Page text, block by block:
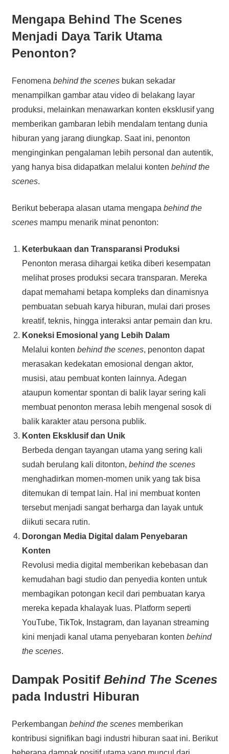
Mengapa Behind The Scenes
Menjadi Daya Tarik Utama
Penonton?
Fenomena behind the scenesbukan sekadar
menampilkan gambar atau video di belakang layar
produksi, melainkan menawarkan konten eksklusif yang
memberikan gambaran lebih mendalam tentang dunia
hiburan yang jarang diungkap. Saat ini, penonton
menginginkan pengalaman lebih personal dan autentik,
yang hanya bisa didapatkan melalui konten behind the
scenes.
Berikut beberapa alasan utama mengapa behind the
scenesmampu menarik minat penonton:
Keterbukaan dan Transparansi Produksi
Penonton merasa dihargai ketika diberi kesempatan
melihat proses produksi secara transparan. Mereka
dapat memahami betapa kompleks dan dinamisnya
pembuatan sebuah karya hiburan, mulai dari proses
kreatif, teknis, hingga interaksi antar pemain dan kru.
Koneksi Emosional yang Lebih Dalam
Melalui konten behind the scenes, penonton dapat
merasakan kedekatan emosional dengan aktor,
musisi, atau pembuat konten lainnya. Adegan
ataupun komentar spontan di balik layar sering kali
membuat penonton merasa lebih mengenal sosok di
balik karakter atau persona publik.
Konten Eksklusif dan Unik
Berbeda dengan tayangan utama yang sering kali
sudah berulang kali ditonton, behind the scenes
menghadirkan momen-momen unik yang tak bisa
ditemukan di tempat lain. Hal ini membuat konten
tersebut menjadi sangat berharga dan layak untuk
diikuti secara rutin.
Dorongan Media Digital dalam Penyebaran
Konten
Revolusi media digital memberikan kebebasan dan
kemudahan bagi studio dan penyedia konten untuk
membagikan potongan kecil dari pembuatan karya
mereka kepada khalayak luas. Platform seperti
YouTube, TikTok, Instagram, dan layanan streaming
kini menjadi kanal utama penyebaran konten behind
the scenes.
Dampak Positif Behind The Scenes
pada Industri Hiburan
Perkembangan behind the scenesmemberikan
kontribusi signifikan bagi industri hiburan saat ini. Berikut